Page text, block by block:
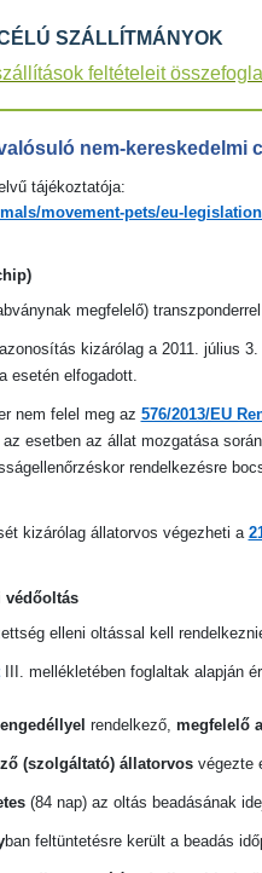
SZÁLLÍTMÁNYOK
feltételeit
nem-kereskedelmi
tájékoztatója:
movement-pets/eu-
megfelelő)
kizárólag a 2011. július
esetén elfogadott.
nem felel meg az 576/2013/EU
esetben az állat mozgatása
rendelkezésre
kizárólag állatorvos végezheti a
védőoltás
elleni oltással kell
III. mellékletében foglaltak alapján
rendelkező, megfelelő
(szolgáltató) állatorvosvégezte
(84 nap) az oltás beadásának
ban feltüntetésre került a beadás